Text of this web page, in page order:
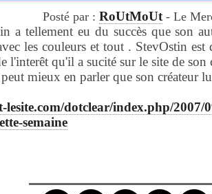
Posté par : RoUtMoUt- Le
a tellement eu du succès que son
les couleurs et tout . StevOstin est
l'interêt qu'il a sucité sur le site de son
mieux en parler que son créateur
dotclear/index.php/2007/
semaine